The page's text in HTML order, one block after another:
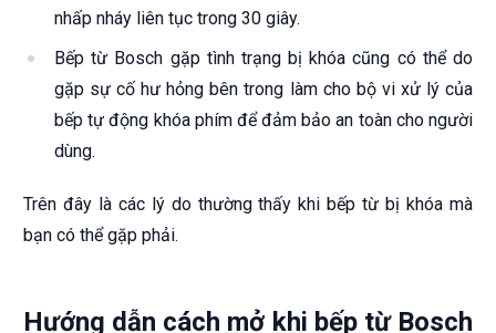
nhấp nháy liên tục trong 30 giây.
Bếp từ Bosch gặp tình trạng bị khóa cũng có thể do
gặp sự cố hư hỏng bên trong làm cho bộ vi xử lý của
bếp tự động khóa phím để đảm bảo an toàn cho người
dùng.
Trên đây là các lý do thường thấy khi bếp từ bị khóa mà
bạn có thể gặp phải.
Hướng dẫn cách mở khi bếp từ Bosch